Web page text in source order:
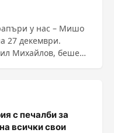
у нас – Мишо
27 декември.
Михайлов, беше
с печалби за
всички свои